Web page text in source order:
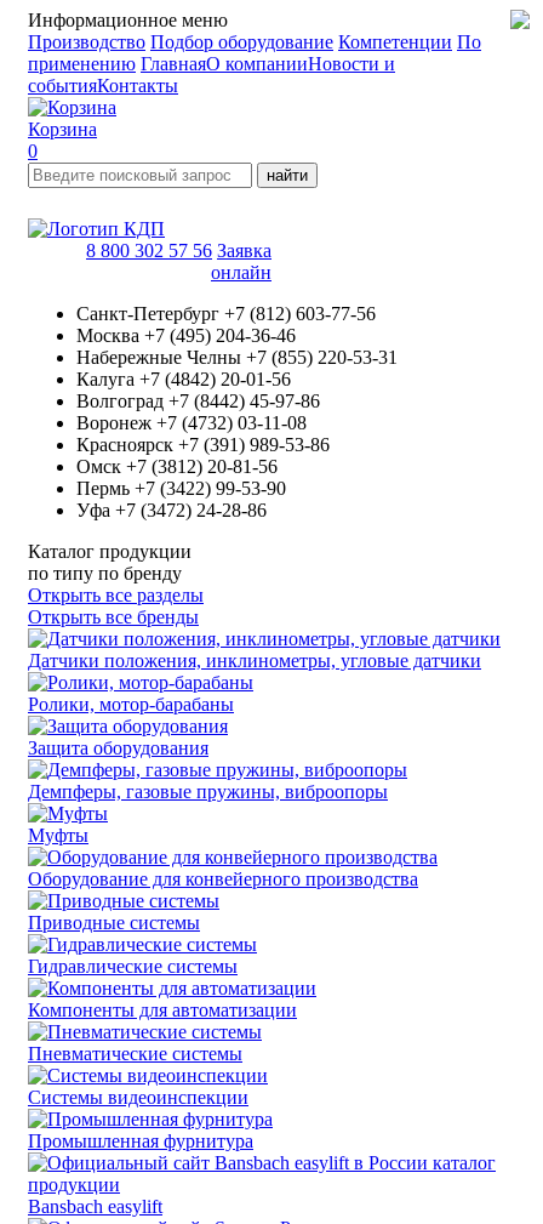
Информационное меню
Производство Подбор оборудование Компетенции По
применению ГлавнаяО компанииНовости и
событияКонтакты
Корзина
0
найти
8 800 302 57 56 Заявка
онлайн
Санкт-Петербург +7 (812) 603-77-56
Москва +7 (495) 204-36-46
Набережные Челны +7 (855) 220-53-31
Калуга +7 (4842) 20-01-56
Волгоград +7 (8442) 45-97-86
Воронеж +7 (4732) 03-11-08
Красноярск +7 (391) 989-53-86
Омск +7 (3812) 20-81-56
Пермь +7 (3422) 99-53-90
Уфа +7 (3472) 24-28-86
Каталог продукции
по типу по бренду
Открыть все разделы
Открыть все бренды
Датчики положения, инклинометры, угловые датчики
Ролики, мотор-барабаны
Защита оборудования
Демпферы, газовые пружины, виброопоры
Муфты
Оборудование для конвейерного производства
Приводные системы
Гидравлические системы
Компоненты для автоматизации
Пневматические системы
Системы видеоинспекции
Промышленная фурнитура
Bansbach easylift